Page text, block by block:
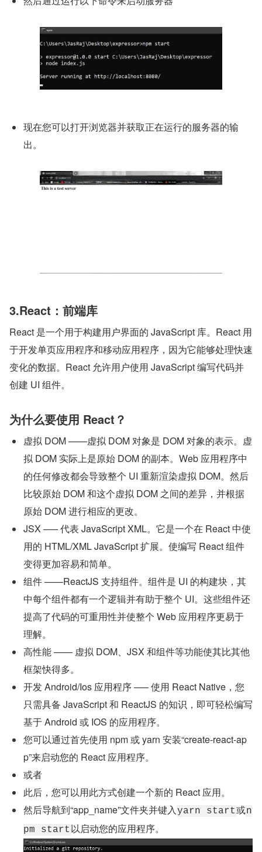
现在您可以打开浏览器并获取正在运行的服务器的输
出。
3.React：前端库
React 是一个用于构建用户界面的 JavaScript 库。React 用
于开发单页应用程序和移动应用程序，因为它能够处理快速
变化的数据。React 允许用户使用 JavaScript 编写代码并
创建 UI 组件。
为什么要使用 React？
虚拟 DOM ——虚拟 DOM 对象是 DOM 对象的表示。虚
拟 DOM 实际上是原始 DOM 的副本。Web 应用程序中
的任何修改都会导致整个 UI 重新渲染虚拟 DOM。然后
比较原始 DOM 和这个虚拟 DOM 之间的差异，并根据
原始 DOM 进行相应的更改。
JSX –— 代表 JavaScript XML。它是一个在 React 中使
用的 HTML/XML JavaScript 扩展。使编写 React 组件
变得更加容易和简单。
组件 ——ReactJS 支持组件。组件是 UI 的构建块，其
中每个组件都有一个逻辑并有助于整个 UI。这些组件还
提高了代码的可重用性并使整个 Web 应用程序更易于
理解。
高性能 —— 虚拟 DOM、JSX 和组件等功能使其比其他
框架快得多。
开发 Android/Ios 应用程序 –— 使用 React Native，您
只需具备 JavaScript 和 ReactJS 的知识，即可轻松编写
基于 Android 或 IOS 的应用程序。
您可以通过首先使用 npm 或 yarn 安装“create-react-ap
p”来启动您的 React 应用程序。
或者
此后，您可以用此方式创建一个新的 React 应用。
然后导航到“app_name”文件夹并键入yarn start或n
pm start 以启动您的应用程序。